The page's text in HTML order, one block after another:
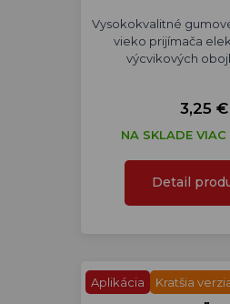
Vysokokvalitné
vieko prijímača
výcvikových
3,25 €
NA SKLADE VIAC
Detail
Aplikácia Kratšia